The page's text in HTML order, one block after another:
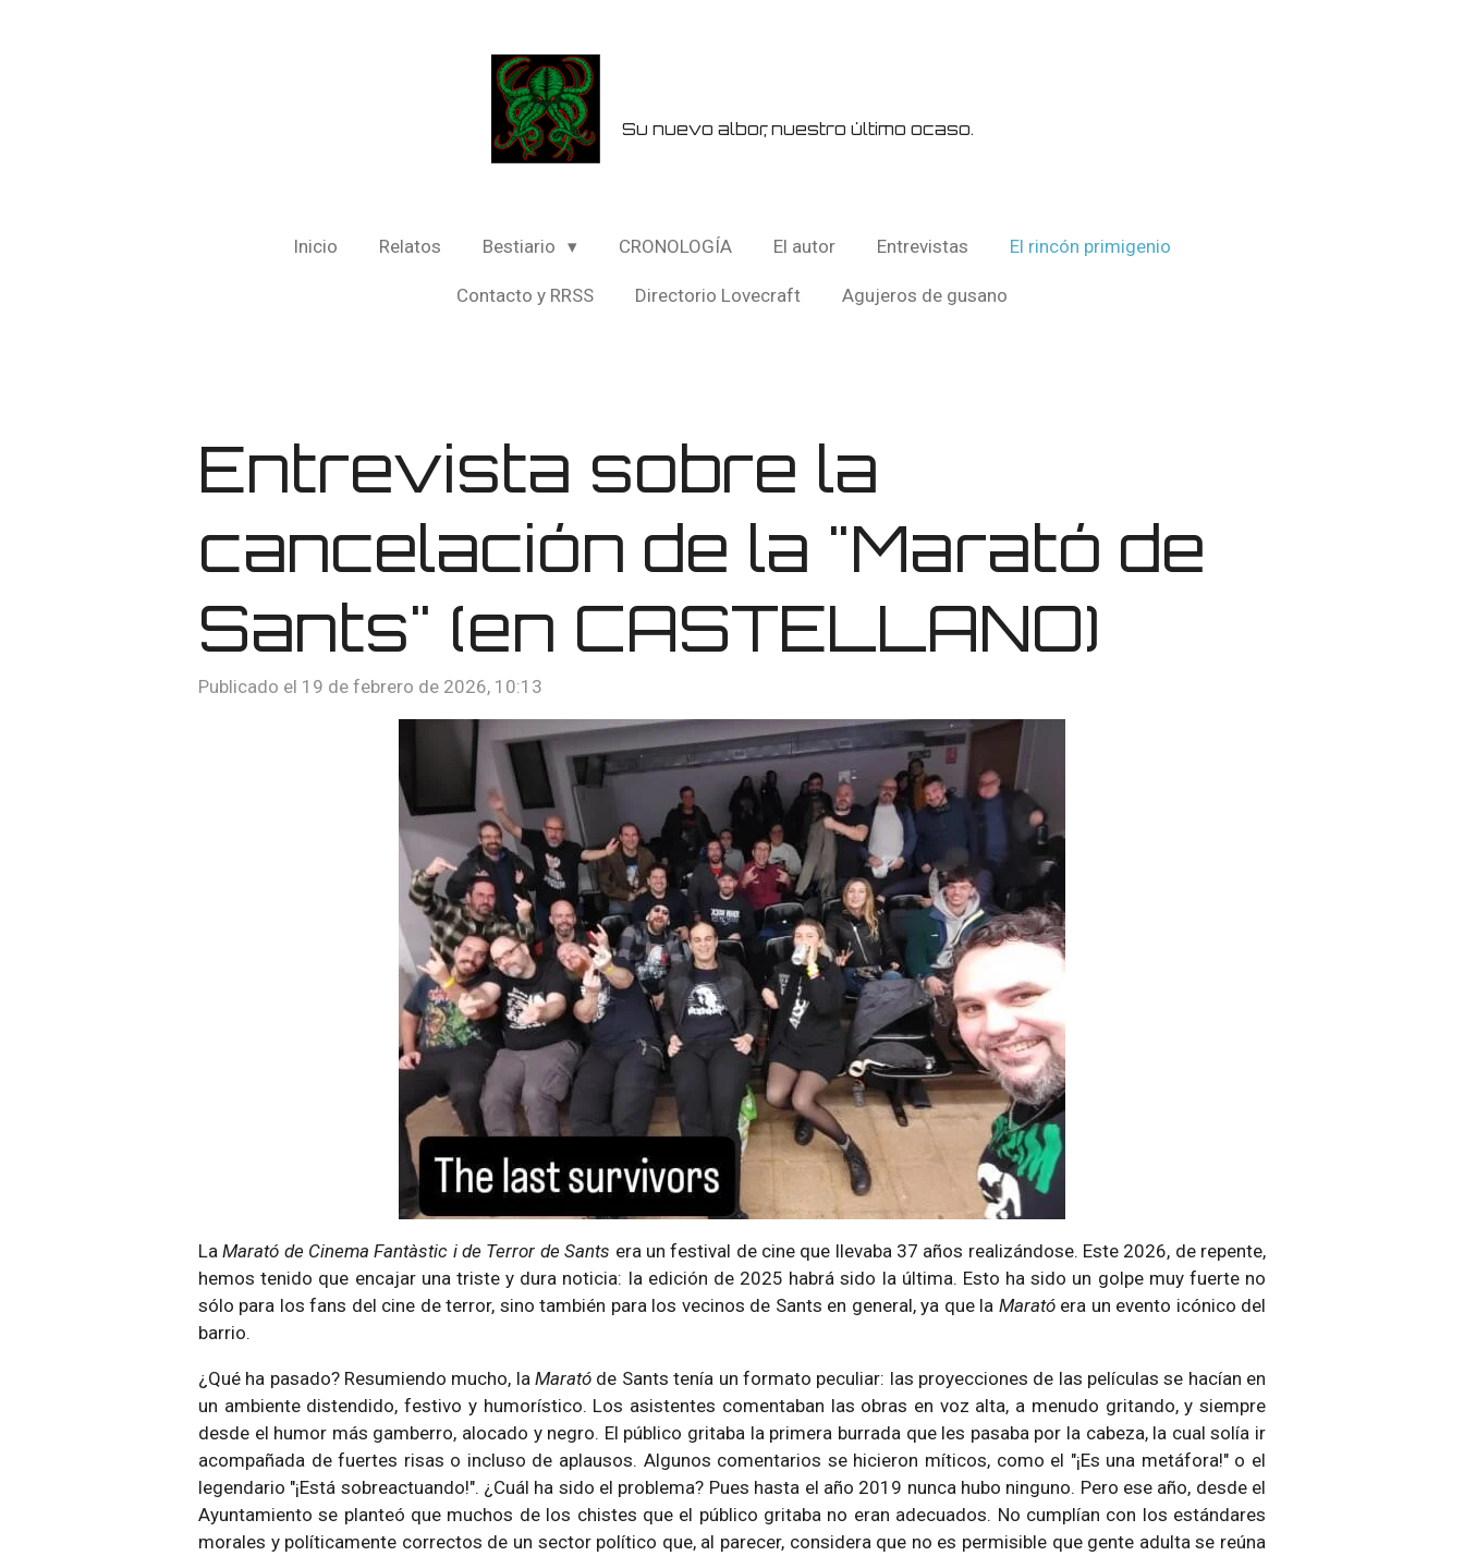
Su nuevo albor, nuestro último ocaso.
Inicio Relatos Bestiario CRONOLOGÍA El autor Entrevistas El rincón primigenio
Contacto y RRSS Directorio Lovecraft Agujeros de gusano
Entrevista sobre la
cancelación de la "Marató de
Sants" (en CASTELLANO)
Publicado el 19 de febrero de 2026, 10:13
LaMarató de Cinema Fantàstic i de Terror de Sants era un festival de cine que llevaba 37 años realizándose. Este 2026, de repente,
hemos tenido que encajar una triste y dura noticia: la edición de 2025 habrá sido la última. Esto ha sido un golpe muy fuerte no
sólo para los fans del cine de terror, sino también para los vecinos de Sants en general, ya que la Marató era un evento icónico del
barrio.
¿Qué ha pasado? Resumiendo mucho, laMarató de Sants tenía un formato peculiar: las proyecciones de las películas se hacían en
un ambiente distendido, festivo y humorístico. Los asistentes comentaban las obras en voz alta, a menudo gritando, y siempre
desde el humor más gamberro, alocado y negro. El público gritaba la primera burrada que les pasaba por la cabeza, la cual solía ir
acompañada de fuertes risas o incluso de aplausos. Algunos comentarios se hicieron míticos, como el "¡Es una metáfora!" o el
legendario "¡Está sobreactuando!". ¿Cuál ha sido el problema? Pues hasta el año 2019 nunca hubo ninguno. Pero ese año, desde el
Ayuntamiento se planteó que muchos de los chistes que el público gritaba no eran adecuados. No cumplían con los estándares
morales y políticamente correctos de un sector político que, al parecer, considera que no es permisible que gente adulta se reúna